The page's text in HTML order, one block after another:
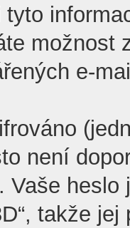
možnost
e-
není
Vaše
takže